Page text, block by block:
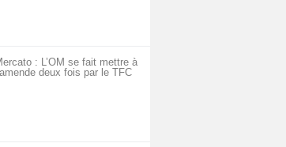
: L’OM se fait mettre à
deux fois par le TFC